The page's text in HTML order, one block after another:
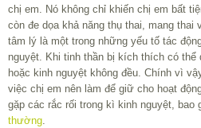
chị em. Nó không chỉ khiến chị em bất
còn đe dọa khả năng thụ thai, mang thai
tâm lý là một trong những yếu tố tác
nguyệt. Khi tinh thần bị kích thích có thể
hoặc kinh nguyệt không đều. Chính vì
việc chị em nên làm để giữ cho hoạt
gặp các rắc rối trong kì kinh nguyệt, bao
thường.